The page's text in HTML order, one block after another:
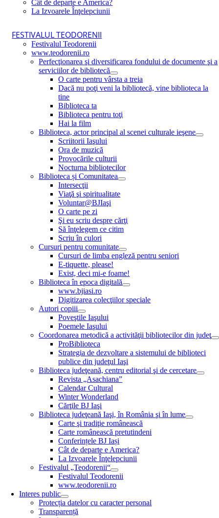
Cât de departe e America?
La Izvoarele Înţelepciunii
FESTIVALUL TEODORENII
Festivalul Teodorenii
www.teodorenii.ro
Perfecţionarea şi diversificarea fondului de documente şi a
serviciilor de bibliotecă
O carte pentru vârsta a treia
Dacă nu poţi veni la bibliotecă, vine biblioteca la
tine
Biblioteca ta
Biblioteca pentru toţi
Hai la film
Biblioteca, actor principal al scenei culturale ieşene
Scriitorii Iaşului
Ora de muzică
Provocările culturii
Nocturna bibliotecilor
Biblioteca și Comunitatea
Intersecţii
Viaţă şi spiritualitate
Voluntar@BJIaşi
O carte pe zi
Şi eu scriu despre cărţi
Să înţelegem ce citim
Scriu în culori
Cursuri pentru comunitate
Cursuri de limba engleză pentru seniori
E-tiquette, please!
Exist, deci mi-e foame!
Biblioteca în epoca digitală
www.bjiasi.ro
Digitizarea colecţiilor speciale
Autori copiii
Poveştile Iaşului
Poemele Iaşului
Coordonarea metodică a activităţii bibliotecilor din judeţ
ProBiblioteca
Strategia de dezvoltare a sistemului de biblioteci
publice din judeţul Iaşi
Biblioteca judeţeană, centru editorial şi de cercetare
Revista „Asachiana”
Calendar Cultural
Winter Wonderland
Cărţile BJ Iaşi
Biblioteca judeţeană Iaşi, în România şi în lume
Carte şi tradiţie românească
Carte românească pretutindeni
Conferințele BJ Iași
Cât de departe e America?
La Izvoarele Înţelepciunii
Festivalul „Teodorenii“
Festivalul Teodorenii
www.teodorenii.ro
Interes public
Protecția datelor cu caracter personal
Transparență